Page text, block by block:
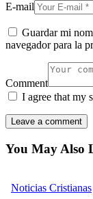
E-mail
Guardar mi
navegador para la
Comment
I agree that my
You May Also
Noticias Cristianas